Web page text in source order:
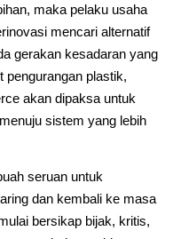
maka pelaku usaha
mencari alternatif
gerakan kesadaran yang
pengurangan plastik,
akan dipaksa untuk
sistem yang lebih
seruan untuk
dan kembali ke masa
bersikap bijak, kritis,